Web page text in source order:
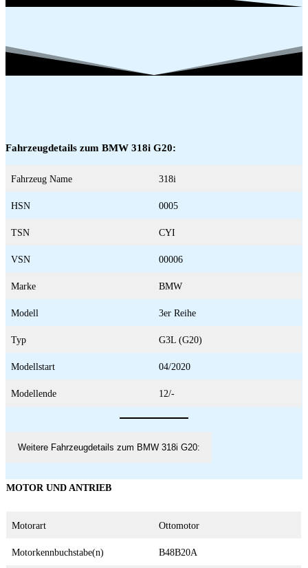
Fahrzeugdetails zum BMW 318i G20:
Fahrzeug Name 318i
HSN 0005
TSN CYI
VSN 00006
Marke BMW
Modell 3er Reihe
Typ G3L (G20)
Modellstart 04/2020
Modellende 12/-
Weitere Fahrzeugdetails zum BMW 318i G20:
MOTOR UND ANTRIEB
Motorart Ottomotor
Motorkennbuchstabe(n) B48B20A